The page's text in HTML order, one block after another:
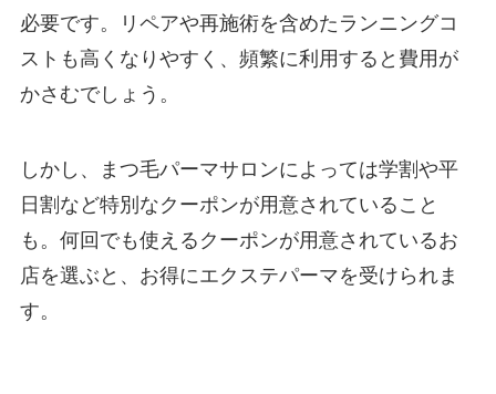
必要です。リペアや再施術を含めたランニングコ
ストも高くなりやすく、頻繁に利用すると費用が
かさむでしょう。
しかし、まつ毛パーマサロンによっては学割や平
日割など特別なクーポンが用意されていること
も。何回でも使えるクーポンが用意されているお
店を選ぶと、お得にエクステパーマを受けられま
す。